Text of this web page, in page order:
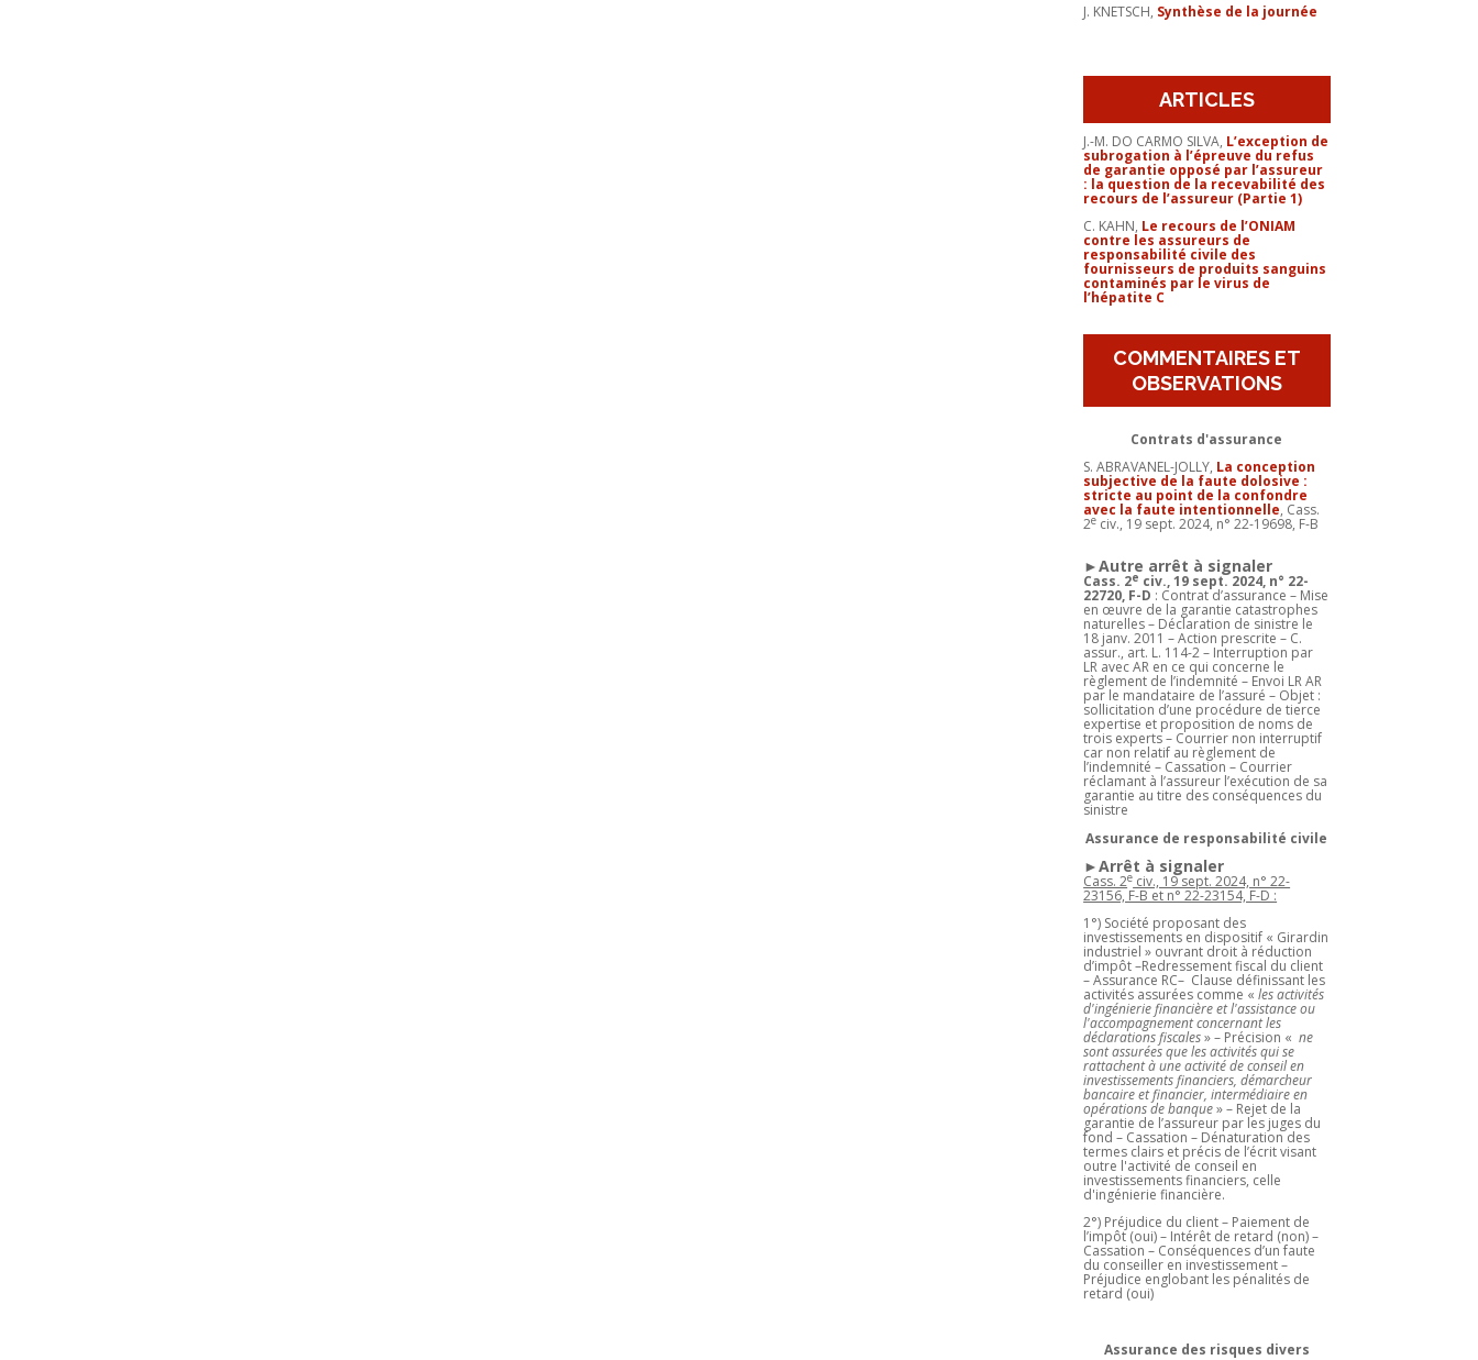
J. KNETSCH, Synthèse de la journée
ARTICLES
J.-M. DO CARMO SILVA, L’exception de
subrogation à l’épreuve du refus
de garantie opposé par l’assureur
: la question de la recevabilité des
recours de l’assureur (Partie 1)
C. KAHN, Le recours de l’ONIAM
contre les assureurs de
responsabilité civile des
fournisseurs de produits sanguins
contaminés par le virus de
l’hépatite C
COMMENTAIRES ET
OBSERVATIONS
Contrats d'assurance
S. ABRAVANEL-JOLLY, La conception
subjective de la faute dolosive :
stricte au point de la confondre
avec la faute intentionnelle, Cass.
2e civ., 19 sept. 2024, n° 22-19698, F-B
►Autre arrêt à signaler
Cass. 2e civ., 19 sept. 2024, n° 22-
22720, F-D : Contrat d’assurance – Mise
en œuvre de la garantie catastrophes
naturelles – Déclaration de sinistre le
18 janv. 2011 – Action prescrite – C.
assur., art. L. 114-2 – Interruption par
LR avec AR en ce qui concerne le
règlement de l’indemnité – Envoi LR AR
par le mandataire de l’assuré – Objet :
sollicitation d’une procédure de tierce
expertise et proposition de noms de
trois experts – Courrier non interruptif
car non relatif au règlement de
l’indemnité – Cassation – Courrier
réclamant à l’assureur l’exécution de sa
garantie au titre des conséquences du
sinistre
Assurance de responsabilité civile
►Arrêt à signaler
Cass. 2e civ., 19 sept. 2024, n° 22-
23156, F-B et n° 22-23154, F-D :
1°) Société proposant des
investissements en dispositif « Girardin
industriel » ouvrant droit à réduction
d’impôt –Redressement fiscal du client
– Assurance RC– Clause définissant les
activités assurées comme «les activités
d'ingénierie financière et l'assistance ou
l'accompagnement concernant les
déclarations fiscales» – Précision «ne
sont assurées que les activités qui se
rattachent à une activité de conseil en
investissements financiers, démarcheur
bancaire et financier, intermédiaire en
opérations de banque» – Rejet de la
garantie de l’assureur par les juges du
fond – Cassation – Dénaturation des
termes clairs et précis de l’écrit visant
outre l'activité de conseil en
investissements financiers, celle
d'ingénierie financière.
2°) Préjudice du client – Paiement de
l’impôt (oui) – Intérêt de retard (non) –
Cassation – Conséquences d’un faute
du conseiller en investissement –
Préjudice englobant les pénalités de
retard (oui)
Assurance des risques divers